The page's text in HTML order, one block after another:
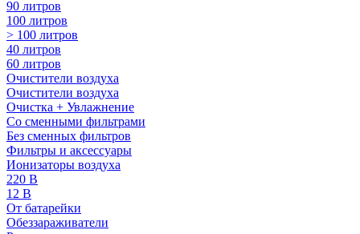
90 литров
100 литров
> 100 литров
40 литров
60 литров
Очистители воздуха
Очистители воздуха
Очистка + Увлажнение
Cо сменными фильтрами
Без сменных фильтров
Фильтры и аксессуары
Ионизаторы воздуха
220 В
12 В
От батарейки
Обеззараживатели